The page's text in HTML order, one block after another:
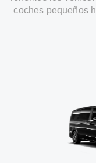
coches pequeños